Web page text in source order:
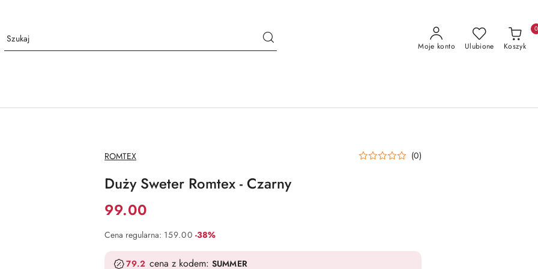
Moje konto Ulubione Koszyk
0
NAZWA
PRODUCENTA:
ROMTEX (0)
Duży Sweter Romtex - Czarny
Cena:
99.00
Cena regularna: 159.00 Rabat:
-38%
79.2 cena z kodem: SUMMER